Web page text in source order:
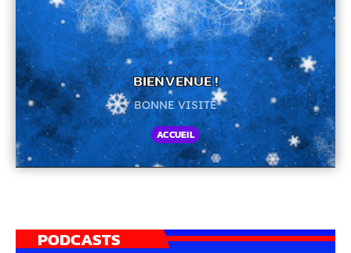
BIENVENUE !
BONNE VISITE
ACCUEIL
PODCASTS